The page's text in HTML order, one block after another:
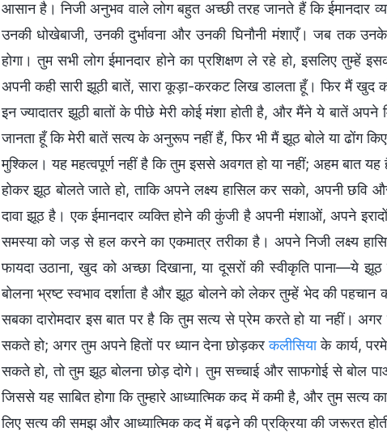
आसान है। निजी अनुभव वाले लोग बहुत अच्छी तरह जानते हैं कि ईमानदार
उनकी धोखेबाजी, उनकी दुर्भावना और उनकी घिनौनी मंशाएँ। जब तक
होगा। तुम सभी लोग ईमानदार होने का प्रशिक्षण ले रहे हो, इसलिए
अपनी कही सारी झूठी बातें, सारा कूड़ा-करकट लिख डालता हूँ। फिर मैं
इन ज्यादातर झूठी बातों के पीछे मेरी कोई मंशा होती है, और मैंने ये बातें
जानता हूँ कि मेरी बातें सत्य के अनुरूप नहीं हैं, फिर भी मैं झूठ बोले या ढोंग
मुश्किल। यह महत्वपूर्ण नहीं है कि तुम इससे अवगत हो या नहीं; अहम बात
होकर झूठ बोलते जाते हो, ताकि अपने लक्ष्य हासिल कर सको, अपनी
दावा झूठ है। एक ईमानदार व्यक्ति होने की कुंजी है अपनी मंशाओं, अपने
समस्या को जड़ से हल करने का एकमात्र तरीका है। अपने निजी लक्ष्य
फायदा उठाना, खुद को अच्छा दिखाना, या दूसरों की स्वीकृति पाना—ये
बोलना भ्रष्ट स्वभाव दर्शाता है और झूठ बोलने को लेकर तुम्हें भेद की
सबका दारोमदार इस बात पर है कि तुम सत्य से प्रेम करते हो या नहीं।
सकते हो; अगर तुम अपने हितों पर ध्यान देना छोड़करकलीसियाके कार्य,
सकते हो, तो तुम झूठ बोलना छोड़ दोगे। तुम सच्चाई और साफगोई से बोल
जिससे यह साबित होगा कि तुम्हारे आध्यात्मिक कद में कमी है, और तुम सत्य
लिए सत्य की समझ और आध्यात्मिक कद में बढ़ने की प्रक्रिया की जरूरत